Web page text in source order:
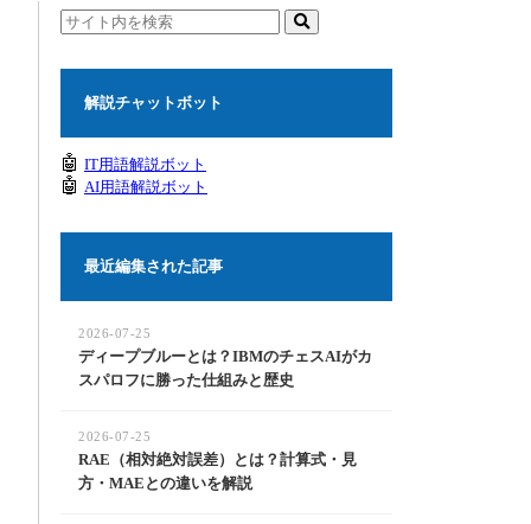
解説チャットボット
🤖 IT用語解説ボット
🤖 AI用語解説ボット
最近編集された記事
ディープブルーとは？IBMのチェスAIがカ
スパロフに勝った仕組みと歴史
2026-07-25
RAE（相対絶対誤差）とは？計算式・見
方・MAEとの違いを解説
2026-07-25